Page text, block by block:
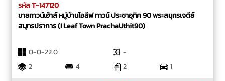
รหัส T-147120
ขายทาวน์เฮ้าส์ หมู่บ้านไอลีฟ ทาวน์ ประชาอุทิศ 90 พระสมุทรเจดีย์
สมุทรปราการ (I Leaf Town PrachaUthit90)
0-0-22.0
-
2
4 2
1